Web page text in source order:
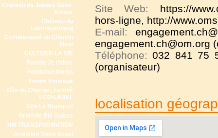
Château de Joudes Saint-
Amour
Château du
Liebfrauenberg
Communauté du Chemin
Neuf
CULTIVER LA VIE
Famille Je t'aime
Fondation Morija
Forum Emmaüs
Gîte du Charron, certifié
ECO-LABEL
Gite Le Brusquet
Grain de Blé Suisse
HM TRANSFORMATION
Jeremiah Tours Israël
Site Web: https://
hors-ligne, http://
E-mail:
engagement.ch@om.org
Téléphone:032 841 75
(organisateur)
localisation